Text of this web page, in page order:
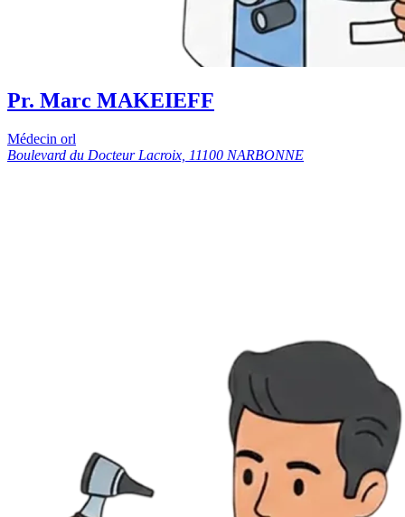
Pr. Marc MAKEIEFF
Médecin orl
Boulevard du Docteur Lacroix, 11100 NARBONNE